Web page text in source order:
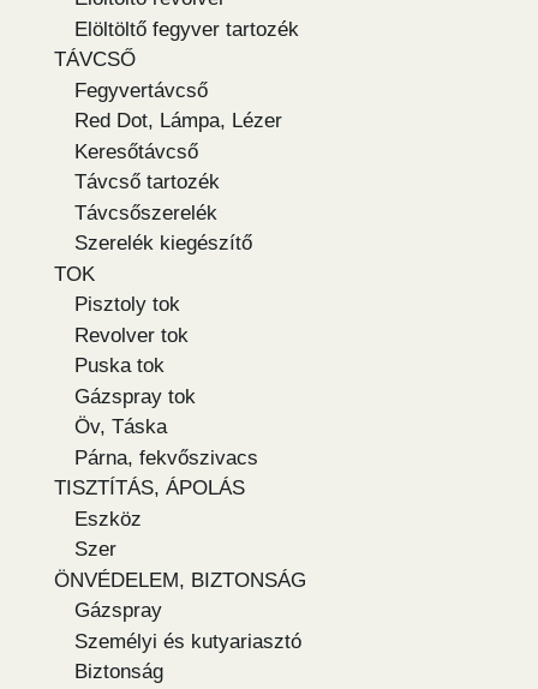
Elöltöltő fegyver tartozék
TÁVCSŐ
Fegyvertávcső
Red Dot, Lámpa, Lézer
Keresőtávcső
Távcső tartozék
Távcsőszerelék
Szerelék kiegészítő
TOK
Pisztoly tok
Revolver tok
Puska tok
Gázspray tok
Öv, Táska
Párna, fekvőszivacs
TISZTÍTÁS, ÁPOLÁS
Eszköz
Szer
ÖNVÉDELEM, BIZTONSÁG
Gázspray
Személyi és kutyariasztó
Biztonság